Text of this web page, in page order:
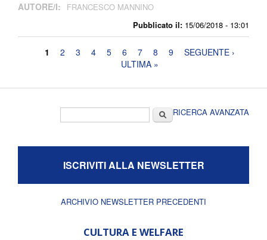
Pubblicato il: 15/06/2018 - 13:01
AUTORE/I: FRANCESCO MANNINO
Pagine
1 2 3 4 5 6 7 8 9
SEGUENTE ›
ULTIMA »
CercaRICERCA AVANZATA
ISCRIVITI ALLA NEWSLETTER
ARCHIVIO NEWSLETTER PRECEDENTI
CULTURA E WELFARE